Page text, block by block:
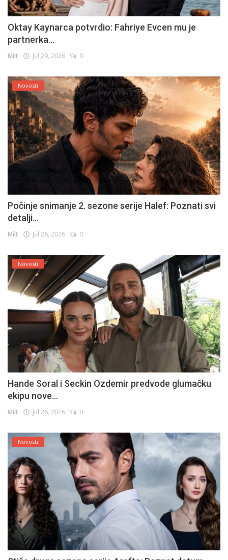
Oktay Kaynarca potvrdio: Fahriye Evcen mu je
partnerka...
Milt Jul 29, 2026 0
Novosti
Počinje snimanje 2. sezone serije Halef: Poznati svi
detalji...
Milt Jul 28, 2026 0
Novosti
Hande Soral i Seckin Ozdemir predvode glumačku
ekipu nove...
Milt Jul 26, 2026 0
Novosti